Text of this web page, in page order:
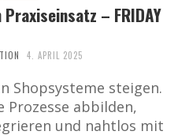
– FRIDAY
4. APRIL 2025
Shopsysteme steigen.
Prozesse abbilden,
und nahtlos mit